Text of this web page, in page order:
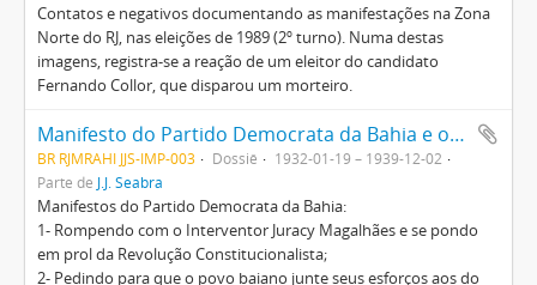
Contatos e negativos documentando as manifestações na Zona
Norte do RJ, nas eleições de 1989 (2º turno). Numa destas
imagens, registra-se a reação de um eleitor do candidato
Fernando Collor, que disparou um morteiro.
Manifesto do Partido Democrata da Bahia e outros
BR RJMRAHI JJS-IMP-003 Dossiê
1932-01-19 – 1939-12-02
Parte de J.J. Seabra
Manifestos do Partido Democrata da Bahia:
1- Rompendo com o Interventor Juracy Magalhães e se pondo
em prol da Revolução Constitucionalista;
2- Pedindo para que o povo baiano junte seus esforços aos do